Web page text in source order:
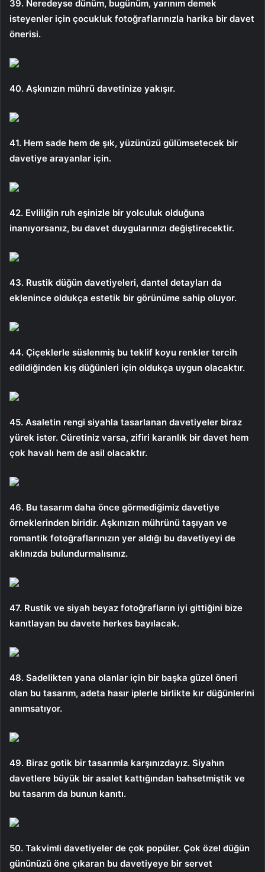
39. Neredeyse dünüm, bugünüm, yarınım demek
isteyenler için çocukluk fotoğraflarınızla harika bir davet
önerisi.
40. Aşkınızın mührü davetinize yakışır.
41. Hem sade hem de şık, yüzünüzü gülümsetecek bir
davetiye arayanlar için.
42. Evliliğin ruh eşinizle bir yolculuk olduğuna
inanıyorsanız, bu davet duygularınızı değiştirecektir.
43. Rustik düğün davetiyeleri, dantel detayları da
eklenince oldukça estetik bir görünüme sahip oluyor.
44. Çiçeklerle süslenmiş bu teklif koyu renkler tercih
edildiğinden kış düğünleri için oldukça uygun olacaktır.
45. Asaletin rengi siyahla tasarlanan davetiyeler biraz
yürek ister. Cüretiniz varsa, zifiri karanlık bir davet hem
çok havalı hem de asil olacaktır.
46. ​​​Bu tasarım daha önce görmediğimiz davetiye
örneklerinden biridir. Aşkınızın mührünü taşıyan ve
romantik fotoğraflarınızın yer aldığı bu davetiyeyi de
aklınızda bulundurmalısınız.
47. Rustik ve siyah beyaz fotoğrafların iyi gittiğini bize
kanıtlayan bu davete herkes bayılacak.
48. Sadelikten yana olanlar için bir başka güzel öneri
olan bu tasarım, adeta hasır iplerle birlikte kır düğünlerini
anımsatıyor.
49. Biraz gotik bir tasarımla karşınızdayız. Siyahın
davetlere büyük bir asalet kattığından bahsetmiştik ve
bu tasarım da bunun kanıtı.
50. Takvimli davetiyeler de çok popüler. Çok özel düğün
gününüzü öne çıkaran bu davetiyeye bir servet